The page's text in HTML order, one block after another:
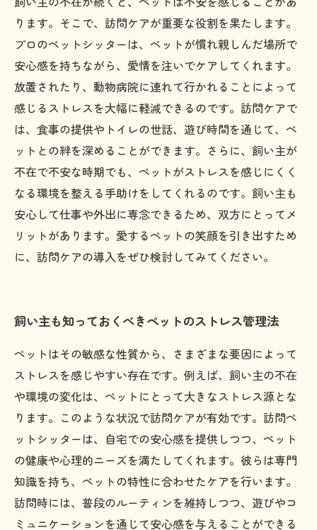
ります。そこで、訪問ケアが重要な役割を果たします。
プロのペットシッターは、ペットが慣れ親しんだ場所で
安心感を持ちながら、愛情を注いでケアしてくれます。
放置されたり、動物病院に連れて行かれることによって
感じるストレスを大幅に軽減できるのです。訪問ケアで
は、食事の提供やトイレの世話、遊び時間を通じて、ペ
ットとの絆を深めることができます。さらに、飼い主が
不在で不安な時期でも、ペットがストレスを感じにくく
なる環境を整える手助けをしてくれるのです。飼い主も
安心して仕事や外出に専念できるため、双方にとってメ
リットがあります。愛するペットの笑顔を引き出すため
に、訪問ケアの導入をぜひ検討してみてください。
飼い主も知っておくべきペットのストレス管理法
ペットはその敏感な性質から、さまざまな要因によって
ストレスを感じやすい存在です。例えば、飼い主の不在
や環境の変化は、ペットにとって大きなストレス源とな
ります。このような状況で訪問ケアが有効です。訪問ペ
ットシッターは、自宅での安心感を提供しつつ、ペット
の健康や心理的ニーズを満たしてくれます。彼らは専門
知識を持ち、ペットの特性に合わせたケアを行います。
訪問時には、普段のルーティンを維持しつつ、遊びやコ
ミュニケーションを通じて安心感を与えることができる